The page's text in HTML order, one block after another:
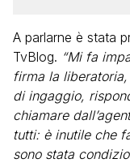
A parlarne è stata
TvBlog. “Mi fa
firma la
di ingaggio,
chiamare
tutti: è inutile che
sono stata